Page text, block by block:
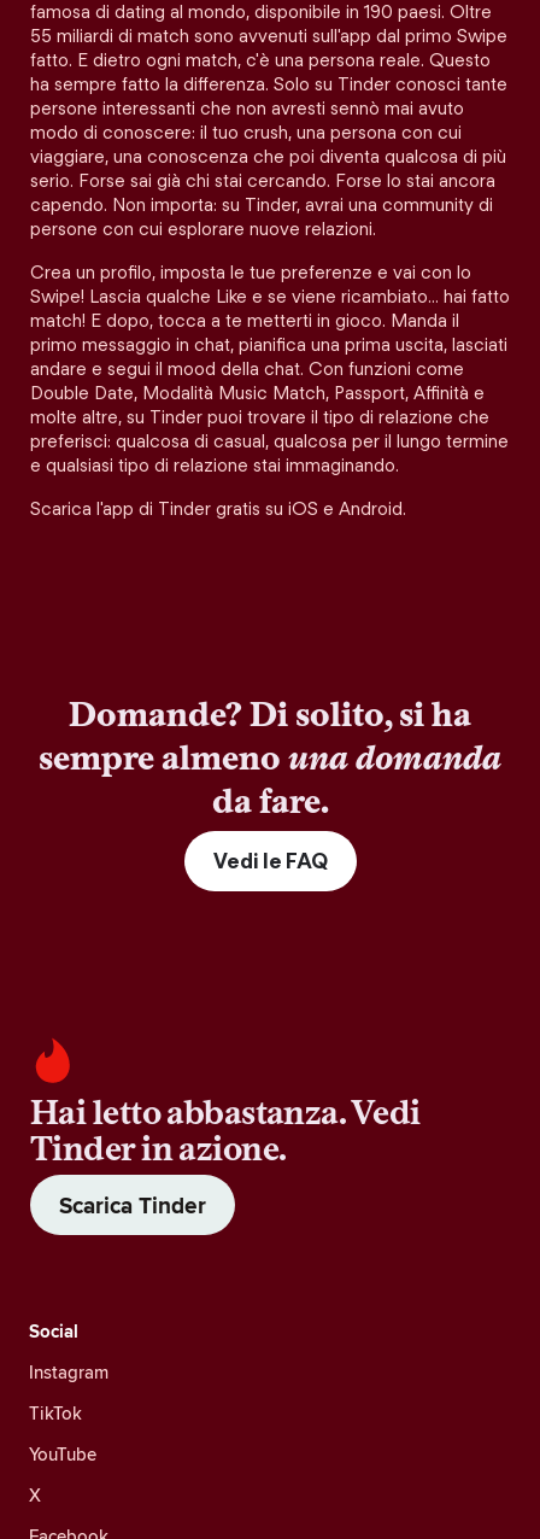
famosa di dating al mondo, disponibile in 190 paesi. Oltre
55 miliardi di match sono avvenuti sull'app dal primo Swipe
fatto. E dietro ogni match, c'è una persona reale. Questo
ha sempre fatto la differenza. Solo su Tinder conosci tante
persone interessanti che non avresti sennò mai avuto
modo di conoscere: il tuo crush, una persona con cui
viaggiare, una conoscenza che poi diventa qualcosa di più
serio. Forse sai già chi stai cercando. Forse lo stai ancora
capendo. Non importa: su Tinder, avrai una community di
persone con cui esplorare nuove relazioni.
Crea un profilo, imposta le tue preferenze e vai con lo
Swipe! Lascia qualche Like e se viene ricambiato… hai fatto
match! E dopo, tocca a te metterti in gioco. Manda il
primo messaggio in chat, pianifica una prima uscita, lasciati
andare e segui il mood della chat. Con funzioni come
Double Date, Modalità Music Match, Passport, Affinità e
molte altre, su Tinder puoi trovare il tipo di relazione che
preferisci: qualcosa di casual, qualcosa per il lungo termine
e qualsiasi tipo di relazione stai immaginando.
Scarica l'app di Tinder gratis su iOS e Android.
Domande? Di solito, si ha
sempre almeno una domanda
da fare.
Vedi le FAQ
Hai letto abbastanza. Vedi
Tinder in azione.
Scarica Tinder
Social
Instagram
TikTok
YouTube
X